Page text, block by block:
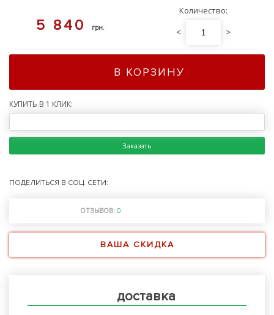
5 840 грн.
Количество:
< >
В КОРЗИНУ
КУПИТЬ В 1 КЛИК:
Заказать
ПОДЕЛИТЬСЯ В СОЦ. СЕТИ:
ОТЗЫВОВ: 0
ВАША СКИДКА
доставка